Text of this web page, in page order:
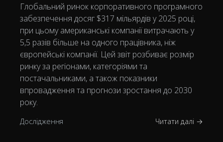
Глобальний ринок корпоративного програмного
забезпечення досяг $317 мільярдів у 2025 році,
при цьому американські компанії витрачають у
5,5 разів більше на одного працівника, ніж
європейські компанії. Цей звіт розбиває розмір
ринку за регіонами, категоріями та
постачальниками, а також показники
впровадження та прогнози зростання до 2030
року.
Дослідження Читати далі →